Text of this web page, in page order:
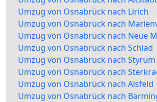
Umzug von Osnabrück nach Lirich
Umzug von Osnabrück nach
Umzug von Osnabrück nach Neue
Umzug von Osnabrück nach Schlad
Umzug von Osnabrück nach Styrum
Umzug von Osnabrück nach
Umzug von Osnabrück nach Alsfeld
Umzug von Osnabrück nach